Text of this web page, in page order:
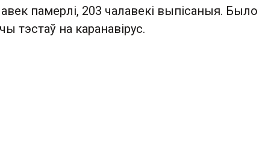
памерлі, 203 чалавекі выпісаныя. Было
тэстаў на каранавірус.